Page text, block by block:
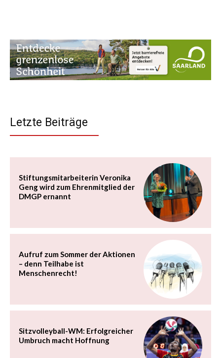
Letzte Beiträge
Stiftungsmitarbeiterin Veronika
Geng wird zum Ehrenmitglied der
DMGP ernannt
Aufruf zum Sommer der Aktionen
– denn Teilhabe ist
Menschenrecht!
Sitzvolleyball-WM: Erfolgreicher
Umbruch macht Hoffnung